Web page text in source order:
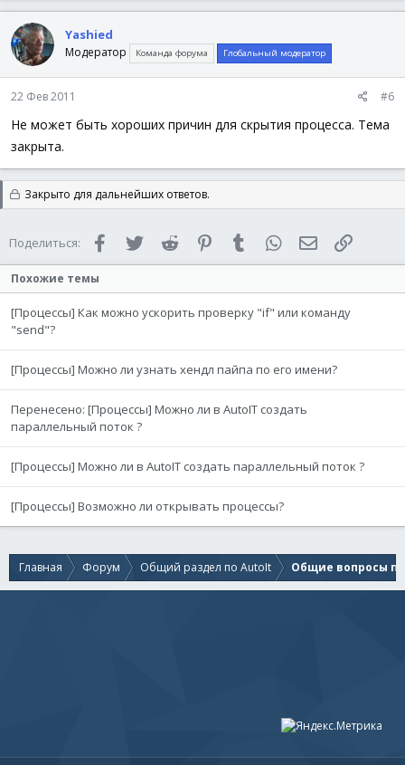
Yashied
Модератор Команда форума Глобальный модератор
22 Фев 2011 #6
Не может быть хороших причин для скрытия процесса. Тема
закрыта.
Закрыто для дальнейших ответов.
Поделиться: FacebookTwitter Reddit PinterestTumblr WhatsAppЭлектронная
Похожие темы
[Процессы] Как можно ускорить проверку "if" или команду
"send"?
[Процессы] Можно ли узнать хендл пайпа по его имени?
Перенесено: [Процессы] Можно ли в AutoIT создать
параллельный поток ?
[Процессы] Можно ли в AutoIT создать параллельный поток ?
[Процессы] Возможно ли открывать процессы?
Главная Форум Общий раздел по AutoIt Общие вопросы